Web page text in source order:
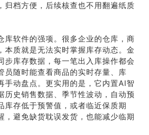
归档方便，后续核查也不用翻遍纸质
库软件的强项。很多企业的仓库，商
本质就是无法实时掌握库存动态。金
步库存数据，每一笔出入库操作都会
员随时能查看商品的实时存量、库
手动盘点。更实用的是，它内置AI智
历史销售数据、季节性波动，自动预
库存低于预警值，或者临近保质期
，避免缺货耽误发货，也能减少临期